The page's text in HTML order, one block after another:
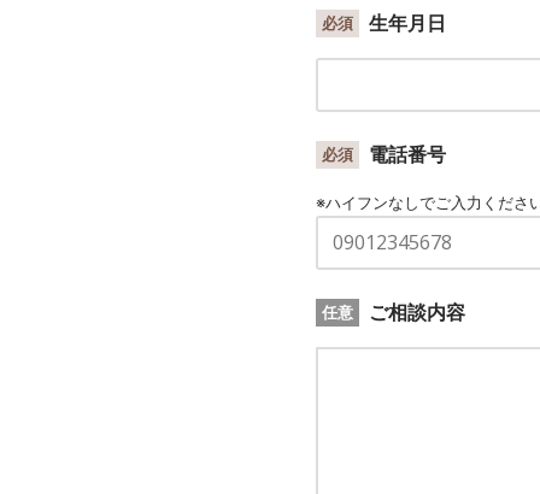
必須 生年月日
必須 電話番号
※ハイフンなしでご入力ください
任意 ご相談内容